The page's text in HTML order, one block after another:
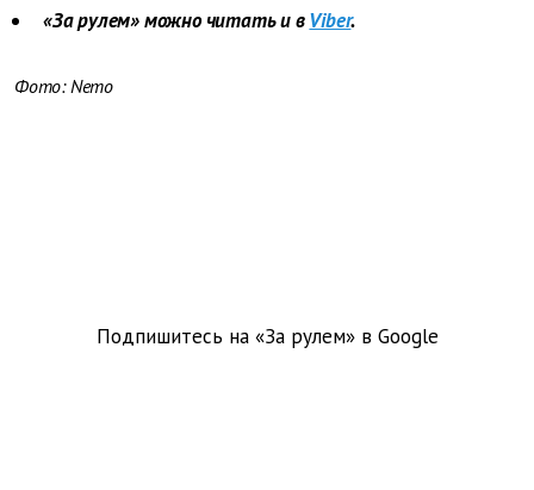
«За рулем» можно читать и вViber.
Фото: Nemo
Подпишитесь на «За рулем» в Google